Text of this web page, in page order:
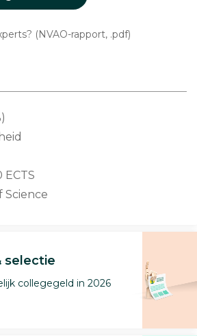
(NVAO-rapport, .pdf)
ECTS
Science
selectie
collegegeld in 2026